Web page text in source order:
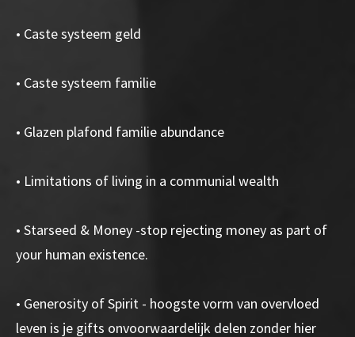
• Caste systeem geld
• Caste systeem familie
• Glazen plafond familie abundance
• Limitations of living in a communial wealth
• Starseed & Money -stop rejecting money as part of
your human existence.
• Generosity of Spirit - hoogste vorm van overvloed
leven is je gifts onvoorwaardelijk delen zonder hier